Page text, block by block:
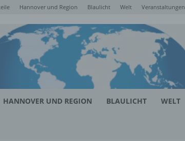
Hannover und Region Blaulicht Welt Veranstaltungen
HANNOVER UND REGION BLAULICHT WELT